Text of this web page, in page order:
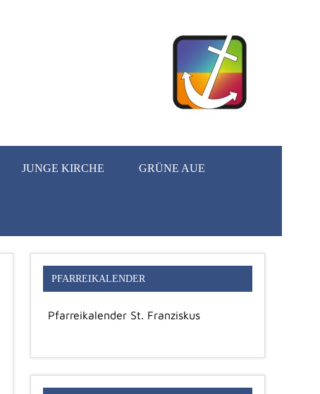
JUNGE KIRCHE GRÜNE AUE
PFARREIKALENDER
Pfarreikalender St. Franziskus